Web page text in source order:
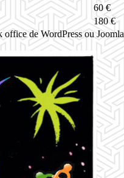
60 €
180 €
de WordPress ou Joomla